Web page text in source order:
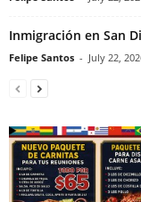
Inmigración en San
Felipe Santos - July 22,